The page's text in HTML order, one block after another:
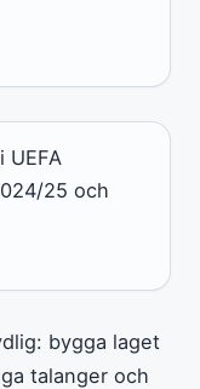
25 och
bygga laget
talanger och